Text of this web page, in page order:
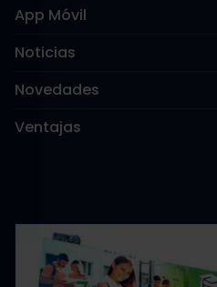
App Móvil
Noticias
Novedades
Ventajas